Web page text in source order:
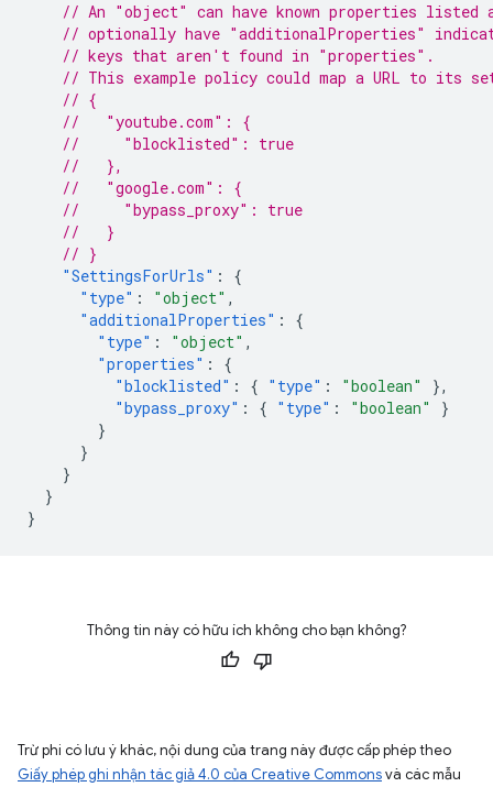
// An "object" can have known properties listed
// optionally have "additionalProperties"
// keys that aren't found in "properties".
// This example policy could map a URL to its
// {
//   "youtube.com": {
//     "blocklisted": true
//   },
//   "google.com": {
//     "bypass_proxy": true
//   }
// }
"SettingsForUrls" :
{
"type" : "object" ,
"additionalProperties" :
{
"type" : "object" ,
"properties" :
{
"blocklisted" : { "type" : "boolean"
},
"bypass_proxy" : { "type" : "boolean"
}
}
}
}
}
}
Thông tin này có hữu ích không cho bạn không?
Trừ phi có lưu ý khác, nội dung của trang này được cấp phép theo
Giấy phép ghi nhận tác giả 4.0 của Creative Commonsvà các mẫu